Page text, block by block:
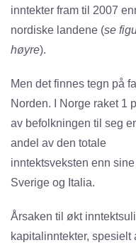
inntekter fram til 2007
nordiske landene (se
høyre).
Men det finnes tegn på
Norden. I Norge raket 1
av befolkningen til seg
andel av den totale
inntektsveksten enn
Sverige og Italia.
Årsaken til økt
kapitalinntekter, spesielt